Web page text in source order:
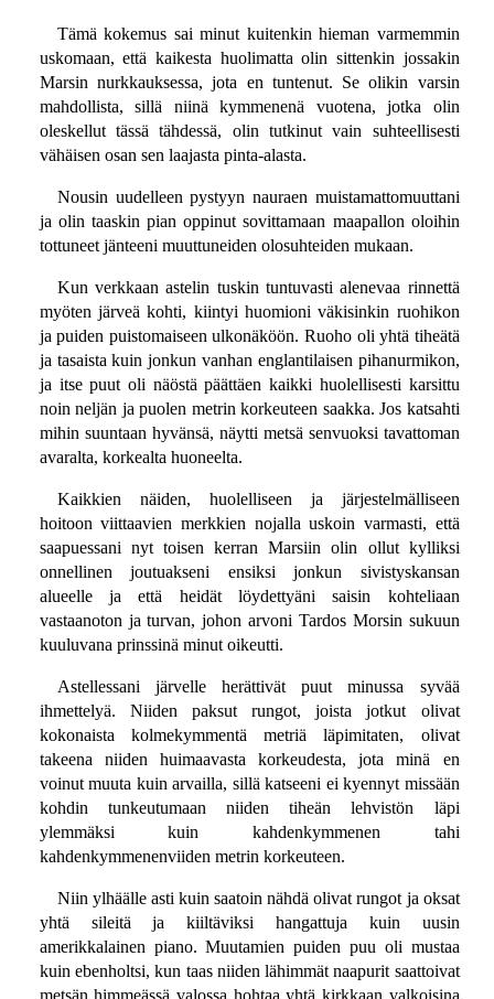
Tämä kokemus sai minut kuitenkin hieman varmemmin
uskomaan, että kaikesta huolimatta olin sittenkin jossakin
Marsin nurkkauksessa, jota en tuntenut. Se olikin varsin
mahdollista, sillä niinä kymmenenä vuotena, jotka olin
oleskellut tässä tähdessä, olin tutkinut vain suhteellisesti
vähäisen osan sen laajasta pinta-alasta.
Nousin uudelleen pystyyn nauraen muistamattomuuttani
ja olin taaskin pian oppinut sovittamaan maapallon oloihin
tottuneet jänteeni muuttuneiden olosuhteiden mukaan.
Kun verkkaan astelin tuskin tuntuvasti alenevaa rinnettä
myöten järveä kohti, kiintyi huomioni väkisinkin ruohikon
ja puiden puistomaiseen ulkonäköön. Ruoho oli yhtä tiheätä
ja tasaista kuin jonkun vanhan englantilaisen pihanurmikon,
ja itse puut oli näöstä päättäen kaikki huolellisesti karsittu
noin neljän ja puolen metrin korkeuteen saakka. Jos katsahti
mihin suuntaan hyvänsä, näytti metsä senvuoksi tavattoman
avaralta, korkealta huoneelta.
Kaikkien näiden, huolelliseen ja järjestelmälliseen
hoitoon viittaavien merkkien nojalla uskoin varmasti, että
saapuessani nyt toisen kerran Marsiin olin ollut kylliksi
onnellinen joutuakseni ensiksi jonkun sivistyskansan
alueelle ja että heidät löydettyäni saisin kohteliaan
vastaanoton ja turvan, johon arvoni Tardos Morsin sukuun
kuuluvana prinssinä minut oikeutti.
Astellessani järvelle herättivät puut minussa syvää
ihmettelyä. Niiden paksut rungot, joista jotkut olivat
kokonaista kolmekymmentä metriä läpimitaten, olivat
takeena niiden huimaavasta korkeudesta, jota minä en
voinut muuta kuin arvailla, sillä katseeni ei kyennyt missään
kohdin tunkeutumaan niiden tiheän lehvistön läpi
ylemmäksi kuin kahdenkymmenen tahi
kahdenkymmenenviiden metrin korkeuteen.
Niin ylhäälle asti kuin saatoin nähdä olivat rungot ja oksat
yhtä sileitä ja kiiltäviksi hangattuja kuin uusin
amerikkalainen piano. Muutamien puiden puu oli mustaa
kuin ebenholtsi, kun taas niiden lähimmät naapurit saattoivat
metsän himmeässä valossa hohtaa yhtä kirkkaan valkoisina